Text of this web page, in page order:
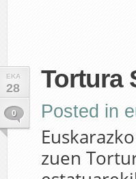
EKA
28
0
Tortura
Posted in
zuen